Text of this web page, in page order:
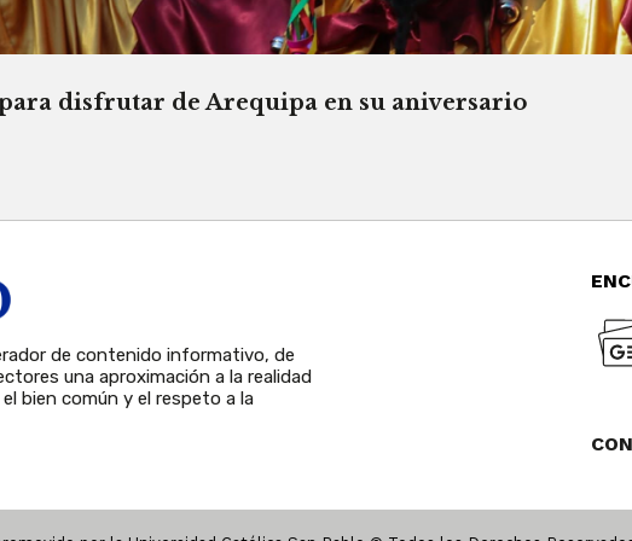
disfrutar de Arequipa en su aniversario
de contenido informativo, de
una aproximación a la realidad
bien común y el respeto a la